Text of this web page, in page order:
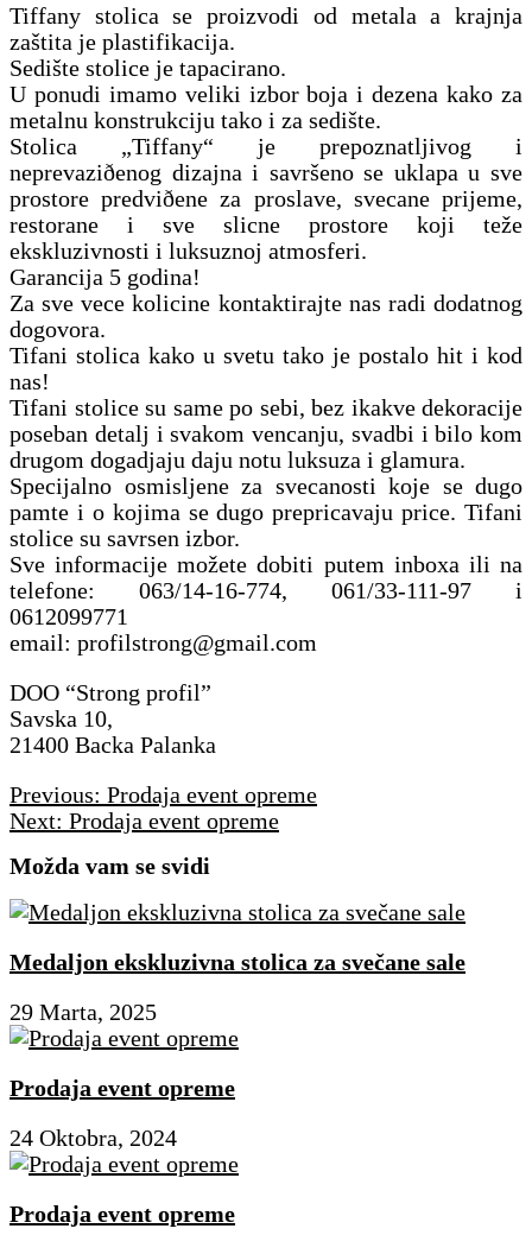
Tiffany stolica se proizvodi od metala a krajnja
zaštita je plastifikacija.
Sedište stolice je tapacirano.
U ponudi imamo veliki izbor boja i dezena kako za
metalnu konstrukciju tako i za sedište.
Stolica „Tiffany“ je prepoznatljivog i
neprevaziðenog dizajna i savršeno se uklapa u sve
prostore predviðene za proslave, svecane prijeme,
restorane i sve slicne prostore koji teže
ekskluzivnosti i luksuznoj atmosferi.
Garancija 5 godina!
Za sve vece kolicine kontaktirajte nas radi dodatnog
dogovora.
Tifani stolica kako u svetu tako je postalo hit i kod
nas!
Tifani stolice su same po sebi, bez ikakve dekoracije
poseban detalj i svakom vencanju, svadbi i bilo kom
drugom dogadjaju daju notu luksuza i glamura.
Specijalno osmisljene za svecanosti koje se dugo
pamte i o kojima se dugo prepricavaju price. Tifani
stolice su savrsen izbor.
Sve informacije možete dobiti putem inboxa ili na
telefone: 063/14-16-774, 061/33-111-97 i
0612099771
email: profilstrong@gmail.com
DOO “Strong profil”
Savska 10,
21400 Backa Palanka
Navigacija
članaka
Previous: Prodaja event opreme
Next: Prodaja event opreme
Možda vam se svidi
Medaljon ekskluzivna stolica za svečane sale
29 Marta, 2025
Prodaja event opreme
24 Oktobra, 2024
Prodaja event opreme